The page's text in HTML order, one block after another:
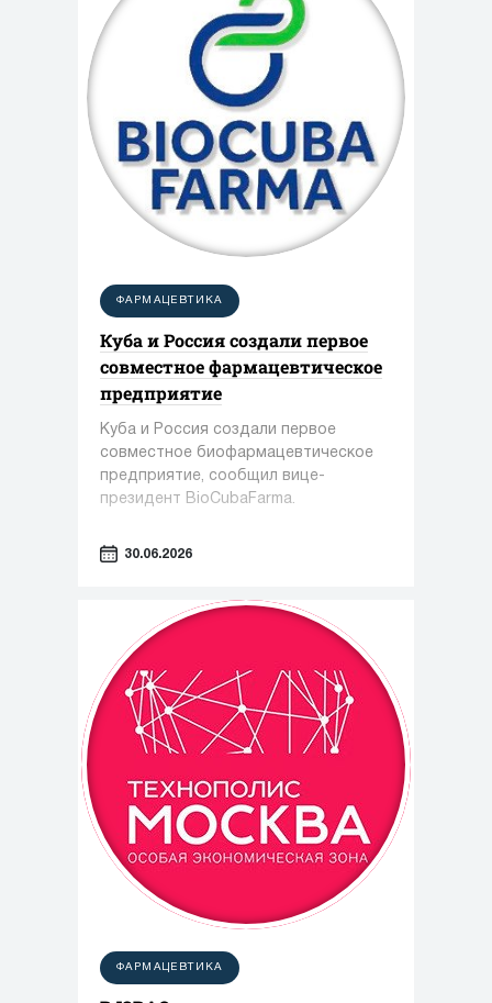
ФАРМАЦЕВТИКА
Куба и Россия создали первое
совместное фармацевтическое
предприятие
Куба и Россия создали первое
совместное биофармацевтическое
предприятие, сообщил вице-
президент BioCubaFarma.
30.06.2026
ФАРМАЦЕВТИКА